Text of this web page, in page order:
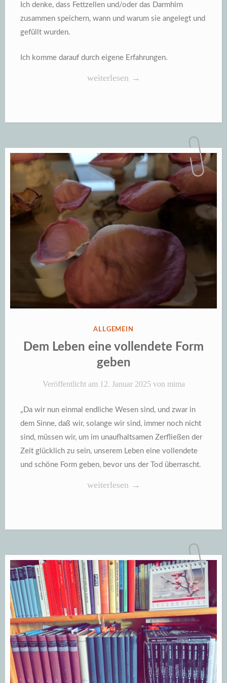
Ich denke, dass Fettzellen und/oder das Darmhirn
zusammen speichern, wann und warum sie angelegt und
gefüllt wurden.
Ich komme darauf durch eigene Erfahrungen.
„Fettzellen
Gedächtnis“
weiterlesen →
VERÖFFENTLICHT
IN
ALLGEMEIN
Dem Leben eine vollendete Form
geben
Veröffentlicht am 12. Januar 2025 von mima
„Da wir nun einmal endliche Wesen sind, und zwar in
dem Sinne, daß wir, solange wir sind, immer noch nicht
sind, müssen wir, um im unaufhaltsamen Zerfließen der
Zeit glücklich zu sein, unserem Leben eine vollendete
und schöne Form geben, bevor uns der Tod überrascht.
„Dem
vollendete
geben“
weiterlesen →